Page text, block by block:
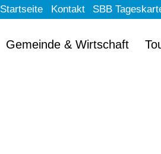
Startseite Kontakt SBB
Gemeinde & Wirtschaft